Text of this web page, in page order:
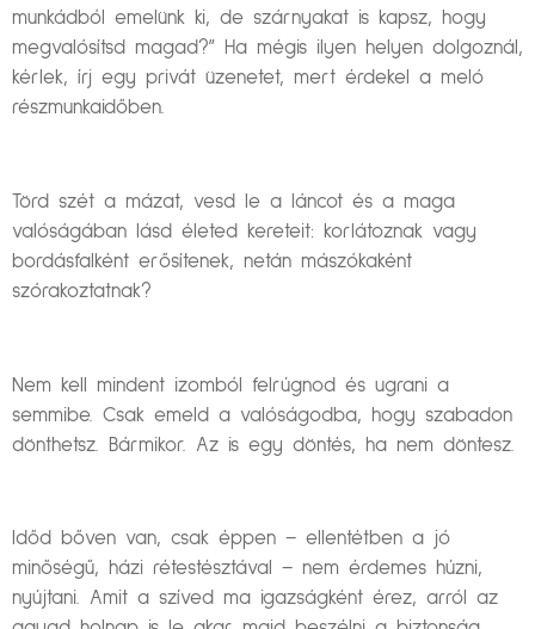
munkádból emelünk ki, de szárnyakat is kapsz, hogy
megvalósítsd magad?” Ha mégis ilyen helyen dolgoznál,
kérlek, írj egy privát üzenetet, mert érdekel a meló
részmunkaidőben.
Törd szét a mázat, vesd le a láncot és a maga
valóságában lásd életed kereteit: korlátoznak vagy
bordásfalként erősítenek, netán mászókaként
szórakoztatnak?
Nem kell mindent izomból felrúgnod és ugrani a
semmibe. Csak emeld a valóságodba, hogy szabadon
dönthetsz. Bármikor. Az is egy döntés, ha nem döntesz.
Időd bőven van, csak éppen – ellentétben a jó
minőségű, házi rétestésztával – nem érdemes húzni,
nyújtani. Amit a szíved ma igazságként érez, arról az